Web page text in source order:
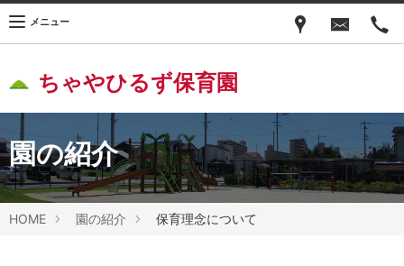
ちゃやひるず保育園
メニュー
園の紹介
HOME 園の紹介 保育理念について